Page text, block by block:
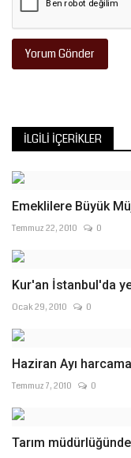
Yorum Gönder
İLGILI İÇERIKLER
Emeklilere Büyük
Temmuz 22, 2010 0
Kur'an İstanbul'da
Ocak 29, 2010 0
Haziran Ayı
Temmuz 7, 2010 0
Tarım